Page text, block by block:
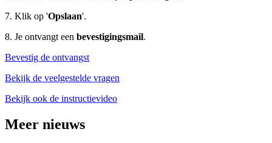
7. Klik op 'Opslaan'.
8. Je ontvangt een bevestigingsmail.
Bevestig de ontvangst
Bekijk de veelgestelde vragen
Bekijk ook de instructievideo
Meer nieuws